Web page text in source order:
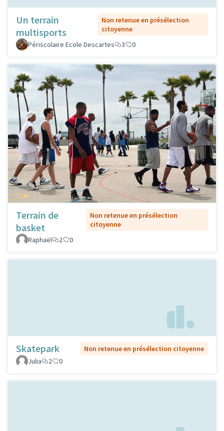
Un terrain
multisports
Non retenue en présélection
citoyenne
Périscolaire Ecole Descartes
3 0
Terrain de
basket
Non retenue en présélection
citoyenne
Raphaël
2 0
Skatepark
Non retenue en présélection citoyenne
Julia
2 0